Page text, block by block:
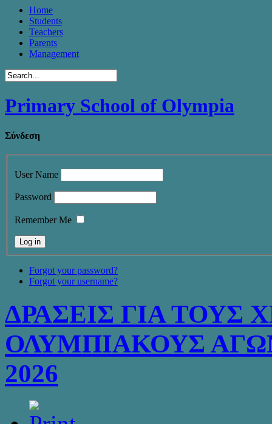
Home
Students
Teachers
Parents
Management
Primary School of Olympia
Σύνδεση
User Name
Password
Remember Me
Forgot your password?
Forgot your username?
ΔΡΑΣΕΙΣ ΓΙΑ ΤΟΥΣ
ΟΛΥΜΠΙΑΚΟΥΣ
2026